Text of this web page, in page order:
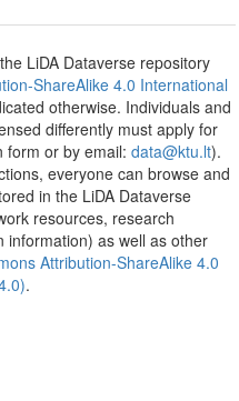
LiDA Dataverse repository
ShareAlike 4.0 International
otherwise. Individuals and
differently must apply for
form or by email: data@ktu.lt).
everyone can browse and
in the LiDA Dataverse
resources, research
information) as well as other
Attribution-ShareAlike 4.0
.